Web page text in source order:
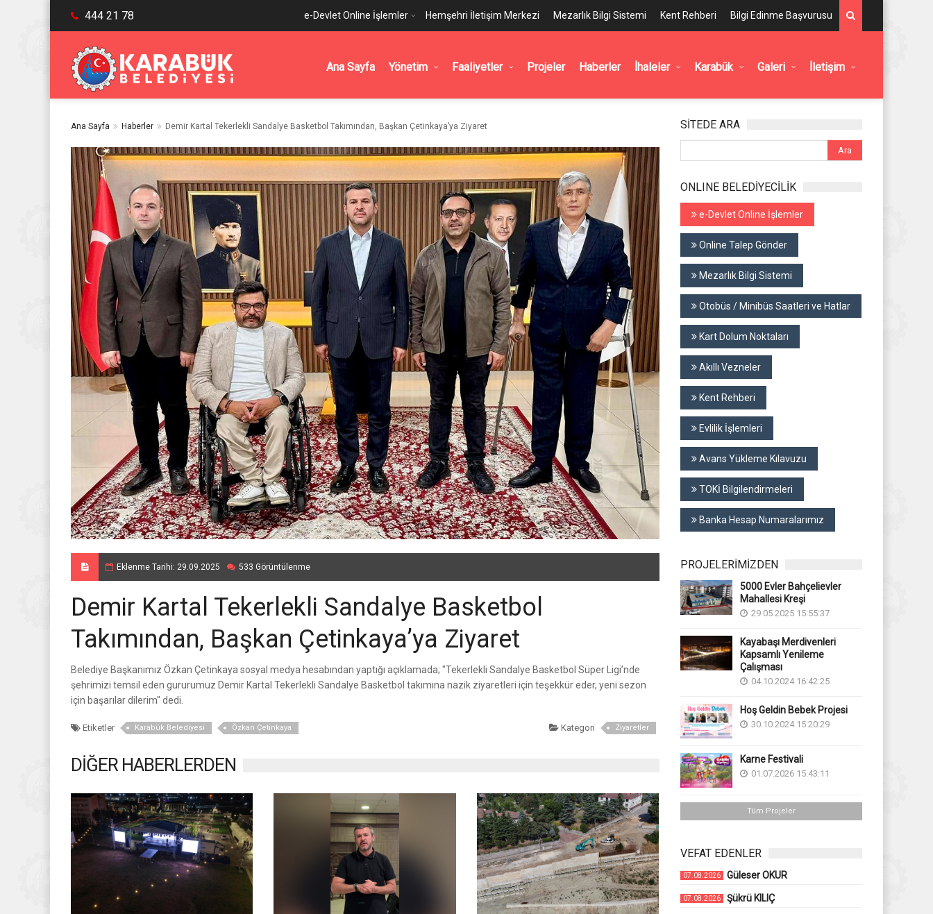
444 21 78 e-Devlet Online İşlemler Hemşehri İletişim Merkezi Mezarlık Bilgi Sistemi Kent Rehberi Bilgi Edinme Başvurusu
Ana Sayfa Yönetim Faaliyetler Projeler Haberler İhaleler Karabük Galeri İletişim
Ana Sayfa Haberler Demir Kartal Tekerlekli Sandalye Basketbol Takımından, Başkan Çetinkaya’ya Ziyaret
Eklenme Tarihi: 29.09.2025 533 Görüntülenme
Demir Kartal Tekerlekli Sandalye Basketbol
Takımından, Başkan Çetinkaya’ya Ziyaret
Belediye Başkanımız Özkan Çetinkaya sosyal medya hesabından yaptığı açıklamada; "Tekerlekli Sandalye Basketbol Süper Ligi’nde
şehrimizi temsil eden gururumuz Demir Kartal Tekerlekli Sandalye Basketbol takımına nazik ziyaretleri için teşekkür eder, yeni sezon
için başarılar dilerim" dedi.
Etiketler Karabük Belediyesi Özkan Çetinkaya Kategori Ziyaretler
DİĞER HABERLERDEN
SİTEDE ARA
ONLINE BELEDİYECİLİK
e-Devlet Online İşlemler
Online Talep Gönder
Mezarlık Bilgi Sistemi
Otobüs / Minibüs Saatleri ve Hatlar
Kart Dolum Noktaları
Akıllı Vezneler
Kent Rehberi
Evlilik İşlemleri
Avans Yükleme Kılavuzu
TOKİ Bilgilendirmeleri
Banka Hesap Numaralarımız
PROJELERİMİZDEN
5000 Evler Bahçelievler
Mahallesi Kreşi
29.05.2025 15:55:37
Kayabaşı Merdivenleri
Kapsamlı Yenileme
Çalışması
04.10.2024 16:42:25
Hoş Geldin Bebek Projesi
30.10.2024 15:20:29
Karne Festivali
01.07.2026 15:43:11
Tüm Projeler
VEFAT EDENLER
07.08.2026 Güleser OKUR
07.08.2026 Şükrü KILIÇ